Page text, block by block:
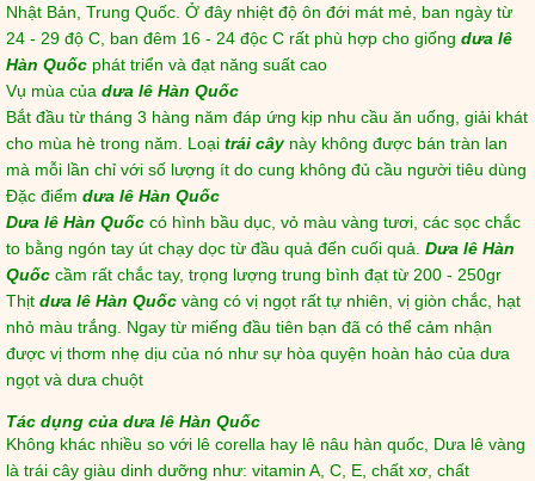
Nhật Bản, Trung Quốc. Ở đây nhiệt độ ôn đới mát mẻ, ban ngày từ
24 - 29 độ C, ban đêm 16 - 24 độc C rất phù hợp cho giống dưa lê
Hàn Quốc phát triển và đạt năng suất cao
Vụ mùa của dưa lê Hàn Quốc
Bắt đầu từ tháng 3 hàng năm đáp ứng kịp nhu cầu ăn uống, giải khát
cho mùa hè trong năm. Loại trái câynày không được bán tràn lan
mà mỗi lần chỉ với số lượng ít do cung không đủ cầu người tiêu dùng
Đặc điểm dưa lê Hàn Quốc
Dưa lê Hàn Quốc có hình bầu dục, vỏ màu vàng tươi, các sọc chắc
to bằng ngón tay út chạy dọc từ đầu quả đến cuối quả. Dưa lê Hàn
Quốc cầm rất chắc tay, trọng lượng trung bình đạt từ 200 - 250gr
Thịt dưa lê Hàn Quốc vàng có vị ngọt rất tự nhiên, vị giòn chắc, hạt
nhỏ màu trắng. Ngay từ miếng đầu tiên bạn đã có thể cảm nhận
được vị thơm nhẹ dịu của nó như sự hòa quyện hoàn hảo của dưa
ngọt và dưa chuột
Tác dụng của dưa lê Hàn Quốc
Không khác nhiều so với lê corella hay lê nâu hàn quốc, Dưa lê vàng
là trái cây giàu dinh dưỡng như: vitamin A, C, E, chất xơ, chất